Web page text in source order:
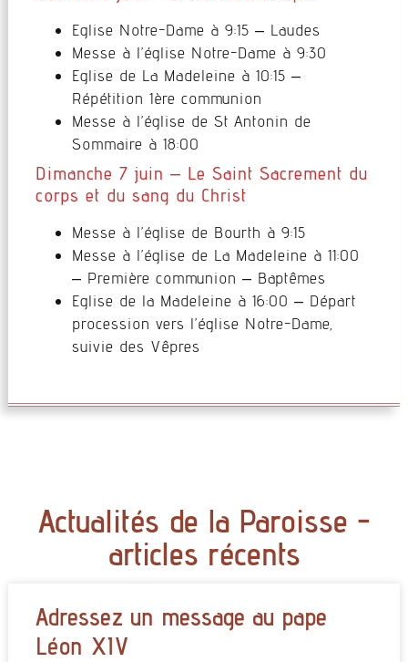
Eglise Notre-Dame à 9:15 – Laudes
Messe à l’église Notre-Dame à 9:30
Eglise de La Madeleine à 10:15 –
Répétition 1ère communion
Messe à l’église de St Antonin de
Sommaire à 18:00
Dimanche 7 juin – Le Saint Sacrement du
corps et du sang du Christ
Messe à l’église de Bourth à 9:15
Messe à l’église de La Madeleine à 11:00
– Première communion – Baptêmes
Eglise de la Madeleine à 16:00 – Départ
procession vers l’église Notre-Dame,
suivie des Vêpres
Actualités de la Paroisse -
articles récents
Adressez un message au pape
Léon XIV